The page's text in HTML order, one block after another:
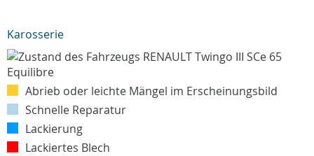
Karosserie
Abrieb oder leichte Mängel im Erscheinungsbild
Schnelle Reparatur
Lackierung
Lackiertes Blech